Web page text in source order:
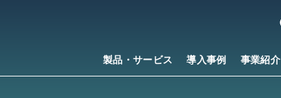
製品・サービス 導入事例 事業紹介